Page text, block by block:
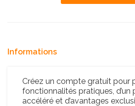
Informations
Créez un compte gratuit pour
fonctionnalités pratiques, d’un
accéléré et d’avantages